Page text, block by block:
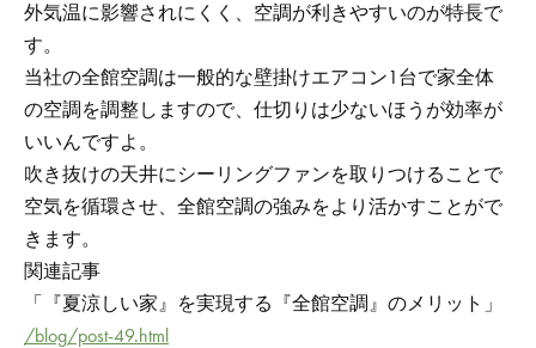
外気温に影響されにくく、空調が利きやすいのが特長で
す。
当社の全館空調は一般的な壁掛けエアコン1台で家全体
の空調を調整しますので、仕切りは少ないほうが効率が
いいんですよ。
吹き抜けの天井にシーリングファンを取りつけることで
空気を循環させ、全館空調の強みをより活かすことがで
きます。
関連記事
「『夏涼しい家』を実現する『全館空調』のメリット」
/blog/post-49.html